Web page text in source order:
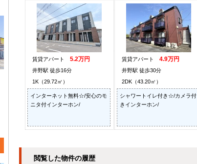
賃貸アパート 5.2万円
井野駅 徒歩16分
1K（29.72㎡）
インターネット無料☆/安心のモ
ニタ付インターホン/
賃貸アパート 4.9万円
井野駅 徒歩30分
2DK（43.20㎡）
シャワートイレ付き☆/カメラ付
きインターホン/
閲覧した物件の履歴